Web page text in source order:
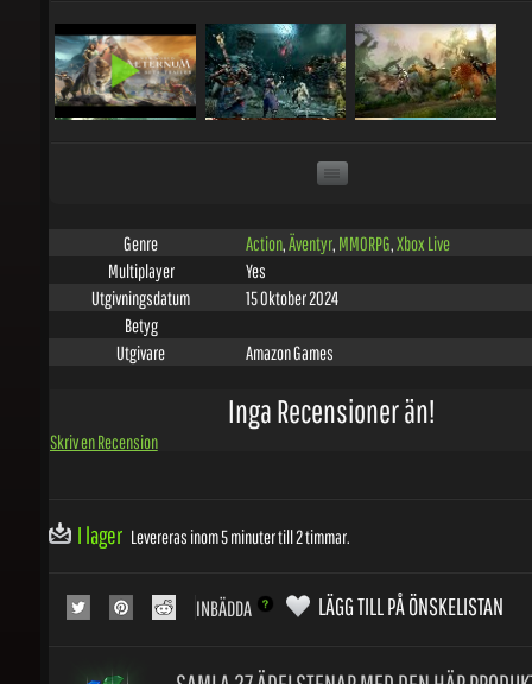
Multiplayer
Yes
Utgivningsdatum
15 Oktober 2024
Betyg
Utgivare
Inga Recensioner än!